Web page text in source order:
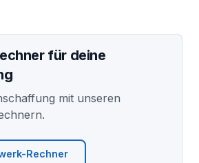
für deine
mit unseren
Rechner